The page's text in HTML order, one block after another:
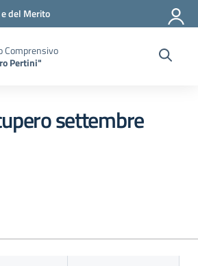
del Merito
Comprensivo
Pertini"
settembre